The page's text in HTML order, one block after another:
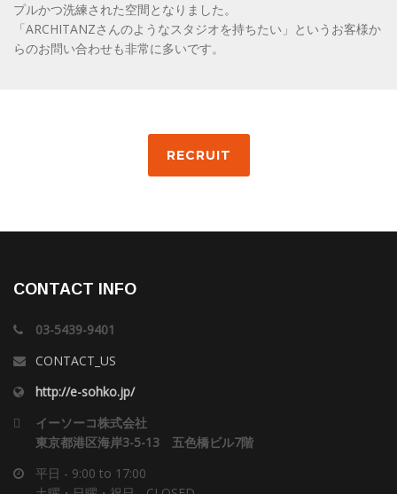
プルかつ洗練された空間となりました。
「ARCHITANZさんのようなスタジオを持ちたい」というお客様か
らのお問い合わせも非常に多いです。
RECRUIT
CONTACT INFO
03-5439-9401
CONTACT_US
http://e-sohko.jp/
イーソーコ株式会社
東京都港区海岸3-5-13 五色橋ビル7階
平日 - 9:00 to 17:00